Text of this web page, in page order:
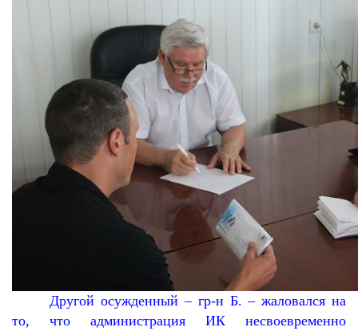
Другой осужденный – гр-н Б. – жаловался на
то, что администрация ИК несвоевременно